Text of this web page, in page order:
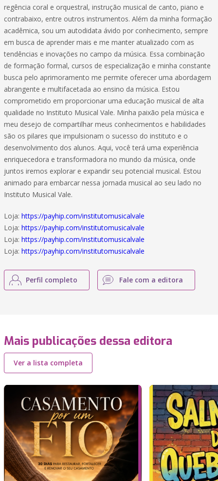
regência coral e orquestral, instrução musical de canto, piano e
contrabaixo, entre outros instrumentos. Além da minha formação
acadêmica, sou um autodidata ávido por conhecimento, sempre
em busca de aprender mais e me manter atualizado com as
tendências e inovações no campo da música. Essa combinação
de formação formal, cursos de especialização e minha constante
busca pelo aprimoramento me permite oferecer uma abordagem
abrangente e multifacetada ao ensino da música. Estou
comprometido em proporcionar uma educação musical de alta
qualidade no Instituto Musical Vale. Minha paixão pela música e
meu desejo de compartilhar meus conhecimentos e habilidades
são os pilares que impulsionam o sucesso do instituto e o
desenvolvimento dos alunos. Aqui, você terá uma experiência
enriquecedora e transformadora no mundo da música, onde
juntos iremos explorar e expandir seu potencial musical. Estou
animado para embarcar nessa jornada musical ao seu lado no
Instituto Musical Vale.
Loja: https://payhip.com/institutomusicalvale
Loja: https://payhip.com/institutomusicalvale
Loja: https://payhip.com/institutomusicalvale
Loja: https://payhip.com/institutomusicalvale
Perfil completo Fale com a editora
Mais publicações dessa editora
Ver a lista completa